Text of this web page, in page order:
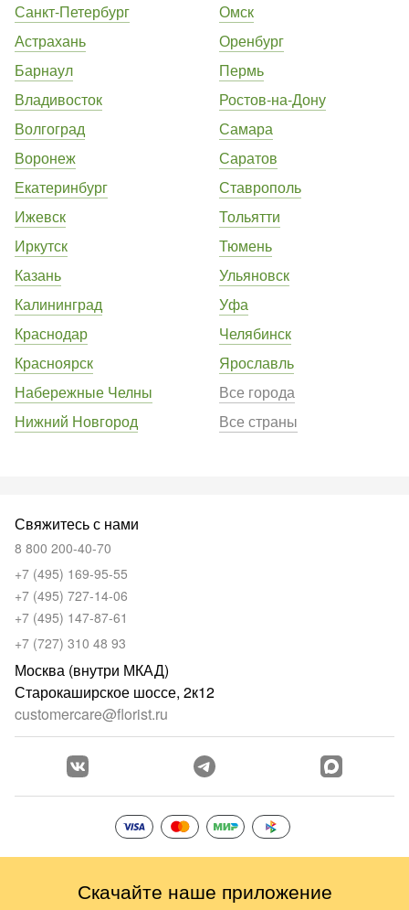
Санкт-Петербург
Астрахань
Барнаул
Владивосток
Волгоград
Воронеж
Екатеринбург
Ижевск
Иркутск
Казань
Калининград
Краснодар
Красноярск
Набережные Челны
Нижний Новгород
Омск
Оренбург
Пермь
Ростов-на-Дону
Самара
Саратов
Ставрополь
Тольятти
Тюмень
Ульяновск
Уфа
Челябинск
Ярославль
Все города
Все страны
Свяжитесь с нами
8 800 200-40-70
+7 (495) 169-95-55
+7 (495) 727-14-06
+7 (495) 147-87-61
+7 (727) 310 48 93
Москва (внутри МКАД)
Старокаширское шоссе, 2к12
customercare@florist.ru
Скачайте наше приложение